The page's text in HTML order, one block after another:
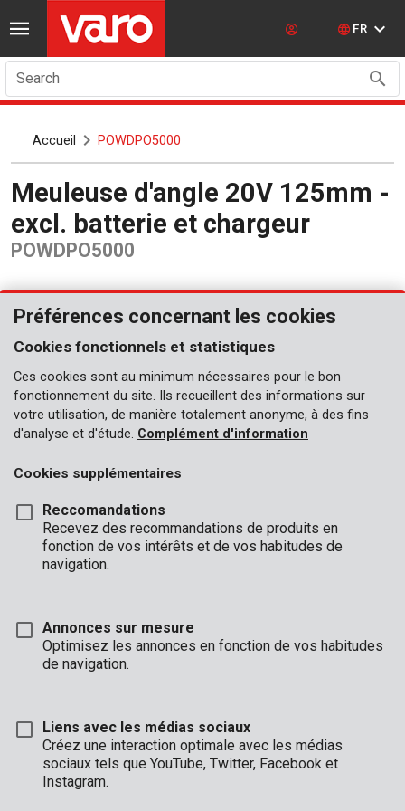
FR
Search
Accueil POWDPO5000
Meuleuse d'angle 20V 125mm -
excl. batterie et chargeur
POWDPO5000
Marque
Préférences concernant les cookies
Cookies fonctionnels et statistiques
Ces cookies sont au minimum nécessaires pour le bon
fonctionnement du site. Ils recueillent des informations sur
votre utilisation, de manière totalement anonyme, à des fins
d'analyse et d'étude. Complément d'information
Cookies supplémentaires
Reccomandations
Recevez des recommandations de produits en
fonction de vos intérêts et de vos habitudes de
navigation.
Annonces sur mesure
Optimisez les annonces en fonction de vos habitudes
de navigation.
Liens avec les médias sociaux
Créez une interaction optimale avec les médias
sociaux tels que YouTube, Twitter, Facebook et
Instagram.